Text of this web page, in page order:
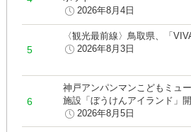
2026年8月4日
〈観光最前線〉鳥取県、「
2026年8月3日
神戸アンパンマンこどもミュ
施設「ぼうけんアイランド」
2026年8月5日